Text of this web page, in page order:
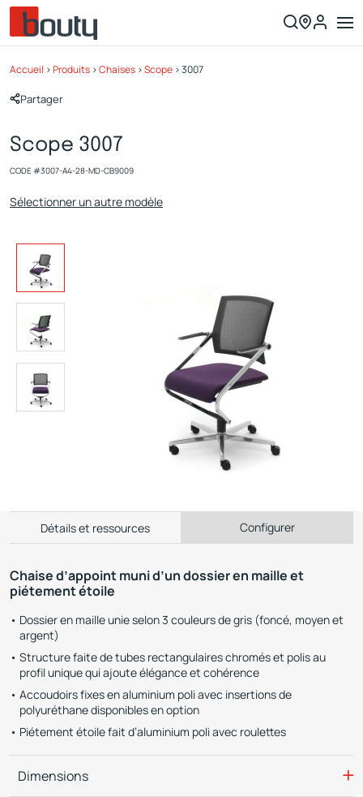
Accueil >Produits >Chaises >Scope >3007
Partager
Scope 3007
CODE #3007-A4-28-MD-CB9009
Sélectionner un autre modèle
Détails et ressources Configurer
Chaise d’appoint muni d’un dossier en maille et
piétement étoile
Dossier en maille unie selon 3 couleurs de gris (foncé, moyen et
argent)
Structure faite de tubes rectangulaires chromés et polis au
profil unique qui ajoute élégance et cohérence
Accoudoirs fixes en aluminium poli avec insertions de
polyuréthane disponibles en option
Piétement étoile fait d’aluminium poli avec roulettes
Dimensions